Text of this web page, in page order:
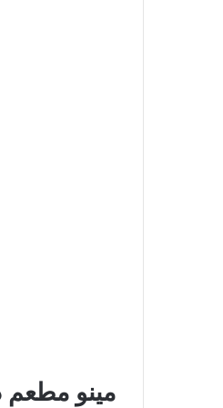
مينو مطعم